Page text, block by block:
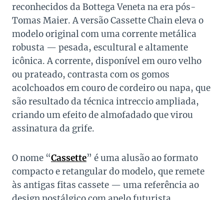
reconhecidos da Bottega Veneta na era pós-
Tomas Maier. A versão Cassette Chain eleva o
modelo original com uma corrente metálica
robusta — pesada, escultural e altamente
icônica. A corrente, disponível em ouro velho
ou prateado, contrasta com os gomos
acolchoados em couro de cordeiro ou napa, que
são resultado da técnica intreccio ampliada,
criando um efeito de almofadado que virou
assinatura da grife.
O nome “Cassette” é uma alusão ao formato
compacto e retangular do modelo, que remete
às antigas fitas cassete — uma referência ao